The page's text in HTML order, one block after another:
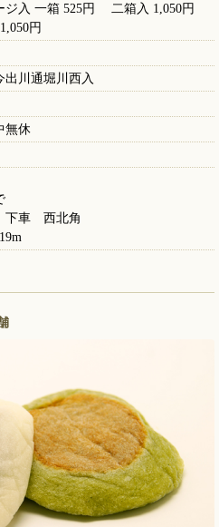
ジ入 一箱 525円 二箱入 1,050円
円
出川通堀川西入
無休
下車 西北角